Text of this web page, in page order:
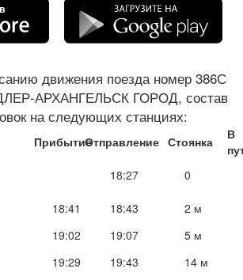
движения поезда номер 386С
АРХАНГЕЛЬСК ГОРОД, состав
на следующих станциях:
ПрибытиеОтправление Стоянка
В
18:27 0
18:41 18:43
2 м
19:02 19:07
5 м
19:29 19:43
14 м